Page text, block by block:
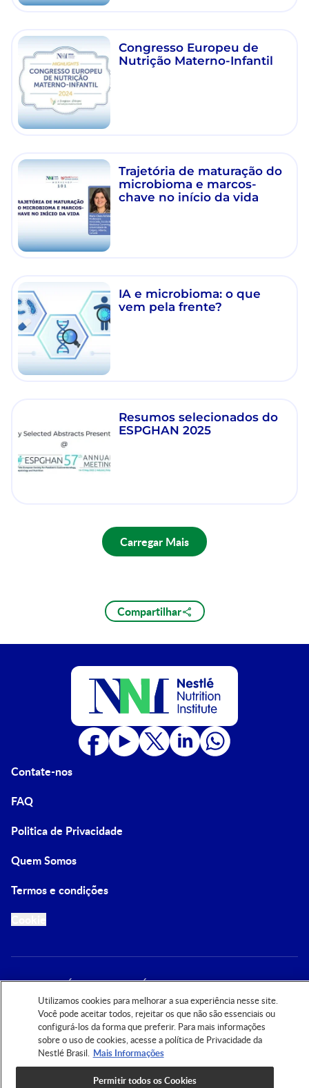
Congresso Europeu de
Nutrição Materno-Infantil
Trajetória de maturação do
microbioma e marcos-
chave no início da vida
IA e microbioma: o que
vem pela frente?
Resumos selecionados do
ESPGHAN 2025
Carregar Mais
Compartilhar
Contate-nos
FAQ
Politica de Privacidade
Quem Somos
Termos e condições
WEBSITE TÉCNICO-CIENTÍFICO DESTINADO
EXCLUSIVAMENTE AOS PROFISSIONAIS DE SAÚDE.
PROIBIDA A DISTRIBUIÇÃO A OUTROS PÚBLICOS E A
REPRODUÇÃO TOTAL OU PARCIAL
2026 Nestlé Nutrition Institute
Utilizamos cookies para melhorar a sua experiência nesse site.
Você pode aceitar todos, rejeitar os que não são essenciais ou
configurá-los da forma que preferir. Para mais informações
sobre o uso de cookies, acesse a política de Privacidade da
Nestlé Brasil. Mais Informações
Permitir todos os Cookies